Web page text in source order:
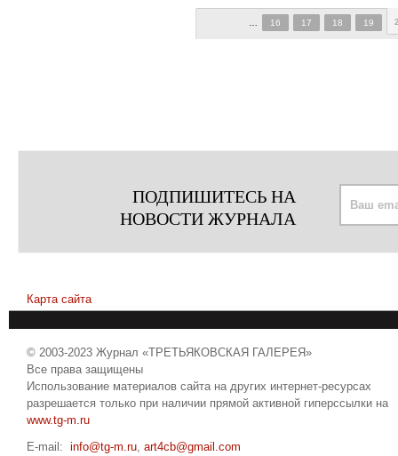
16 17 18 19
ПОДПИШИТЕСЬ НА
НОВОСТИ ЖУРНАЛА
Карта сайта
© 2003-2023 Журнал «ТРЕТЬЯКОВСКАЯ ГАЛЕРЕЯ»
Все права защищены
Использование материалов сайта на других интернет-ресурсах
разрешается только при наличии прямой активной гиперссылки на
www.tg-m.ru
E-mail: info@tg-m.ru art4cb@gmail.com